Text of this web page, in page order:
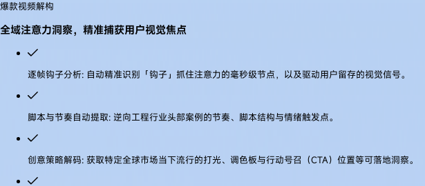
工作流程
解决方案
定价
博客
关于我们
爆款视频解构
全域注意力洞察，精准捕获用户视觉焦点
逐帧钩子分析: 自动精准识别「钩子」抓住注意力的毫秒级节点，以及驱动用户留存的视觉信号。
脚本与节奏自动提取: 逆向工程行业头部案例的节奏、脚本结构与情绪触发点。
创意策略解码: 获取特定全球市场当下流行的打光、调色板与行动号召（CTA）位置等可落地洞察。